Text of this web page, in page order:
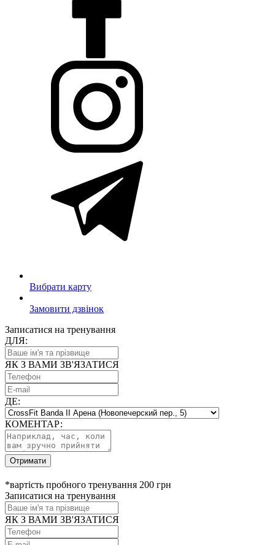
Вибрати карту
Замовити дзвінок
Записатися на тренування
ДЛЯ:
ЯК З ВАМИ ЗВ'ЯЗАТИСЯ
ДЕ:
КОМЕНТАР:
Отримати
*вартість пробного тренування 200 грн
Записатися на тренування
ЯК З ВАМИ ЗВ'ЯЗАТИСЯ